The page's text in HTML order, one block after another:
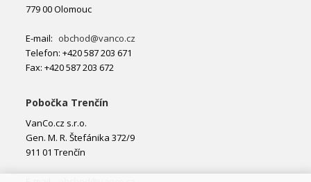
779 00 Olomouc
E-mail: obchod@vanco.cz
Telefon: +420 587 203 671
Fax: +420 587 203 672
Pobočka Trenčín
VanCo.cz s.r.o.
Gen. M. R. Štefánika 372/9
911 01 Trenčín